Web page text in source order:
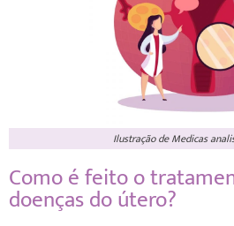
Ilustração de Medicas
Como é feito o
doenças do útero?